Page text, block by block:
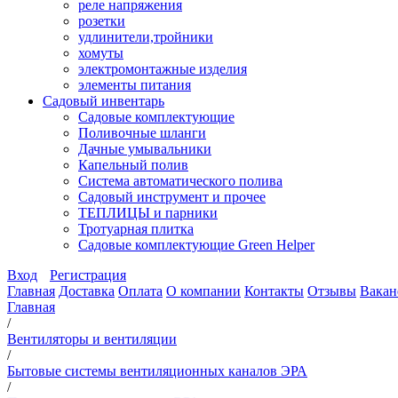
реле напряжения
розетки
удлинители,тройники
хомуты
электромонтажные изделия
элементы питания
Садовый инвентарь
Садовые комплектующие
Поливочные шланги
Дачные умывальники
Капельный полив
Система автоматического полива
Садовый инструмент и прочее
ТЕПЛИЦЫ и парники
Тротуарная плитка
Садовые комплектующие Green Helper
Вход
Регистрация
Главная Доставка Оплата О компании Контакты Отзывы
Главная
/
Вентиляторы и вентиляции
/
Бытовые системы вентиляционных каналов ЭРА
/